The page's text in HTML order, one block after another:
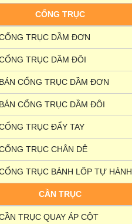
CỔNG TRỤC
TRỤC DẦM ĐƠN
TRỤC DẦM ĐÔI
BÁN CỔNG TRỤC DẦM ĐƠN
BÁN CỔNG TRỤC DẦM ĐÔI
TRỤC ĐẨY TAY
TRỤC CHÂN DÊ
TRỤC BÁNH LỐP TỰ HÀNH
CẦN TRỤC
TRỤC QUAY ÁP CỘT